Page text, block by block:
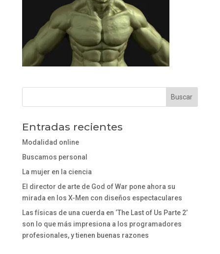
Entradas recientes
Modalidad online
Buscamos personal
La mujer en la ciencia
El director de arte de God of War pone ahora su
mirada en los X-Men con diseños espectaculares
Las físicas de una cuerda en ‘The Last of Us Parte 2’
son lo que más impresiona a los programadores
profesionales, y tienen buenas razones